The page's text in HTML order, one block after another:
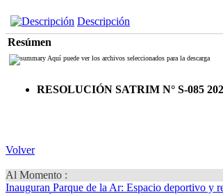
Descripción
Resúmen
Aquí puede ver los archivos seleccionados para la descarga
RESOLUCIÓN SATRIM N° S-085
Volver
Al Momento :
Inauguran Parque de la Ar: Espacio deportivo y